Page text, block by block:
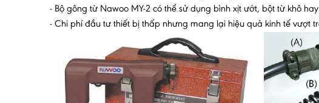
- Bộ gông từ Nawoo MY-2 có thể sử dụng bình xịt ướt, bột từ khô
- Chi phí đầu tư thiết bị thấp nhưng mang lại hiệu quả kinh tế vượt